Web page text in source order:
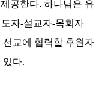
공한다. 하나님은 유
자-설교자-목회자
교에 협력할 후원자
있다.